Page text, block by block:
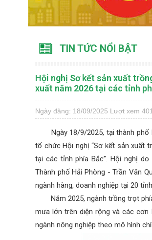
TIN TỨC NỔI BẬT
Hội nghị Sơ kết sản xuất
xuất năm 2026 tại các tỉnh
Ngày đăng: 18/09/2025 Lượt xem
Ngày 18/9/2025, tại thành phố
tổ chức Hội nghị “Sơ kết sản xuất
tại các tỉnh phía Bắc”. Hội nghị
Thành phố Hải Phòng - Trần Văn
ngành hàng, doanh nghiệp tại 20
Năm 2025, ngành trồng trọt
mưa lớn trên diện rộng và các
ngành nông nghiệp theo mô hình